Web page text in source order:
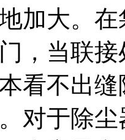
加大。
，当联
看不出
对于除